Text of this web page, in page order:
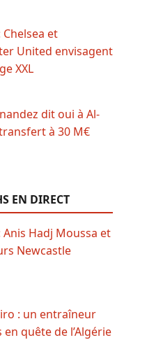
et
United envisagent
XXL
dit oui à Al-
à 30 M€
EN DIRECT
Hadj Moussa et
Newcastle
: un entraîneur
quête de l’Algérie